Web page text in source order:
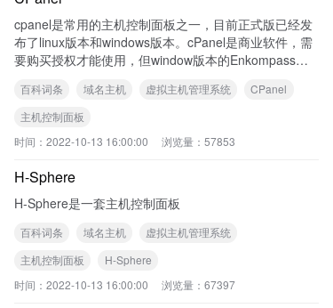
cpanel是常用的主机控制面板之一，目前正式版已经发
布了linux版本和windows版本。cPanel是商业软件，需
要购买授权才能使用，但window版本的Enkompass已
el和Enkompass的授权服务。美国linux虚拟主机大部分
都是使用cPanel控制面板的，国内是使用的相对要少
百科词条 域名主机 虚拟主机管理系统
CPanel
主机控制面板
时间： 2022-10-13 16:00:00 浏览量： 57853
H-Sphere
H-Sphere是一套主机控制面板
百科词条 域名主机
虚拟主机管理系统
主机控制面板
H-Sphere
时间： 2022-10-13 16:00:00 浏览量： 67397